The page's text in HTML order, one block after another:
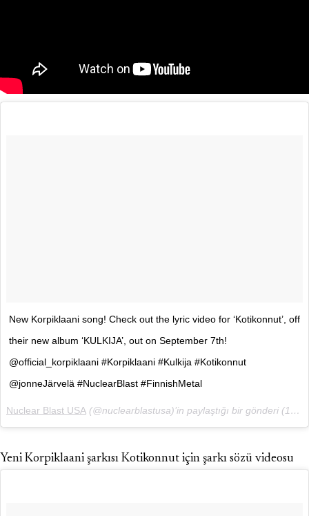
New Korpiklaani song! Check out the lyric video for ‘Kotikonnut’, off
their new album ‘KULKIJA’, out on September 7th!
@official_korpiklaani #Korpiklaani #Kulkija #Kotikonnut
@jonneJärvelä #NuclearBlast #FinnishMetal
Nuclear Blast USA (@nuclearblastusa)’in paylaştığı bir gönderi (10 Haz, 2018, 1:35ös PDT
Yeni Korpiklaani şarkısı Kotikonnut için şarkı sözü videosu